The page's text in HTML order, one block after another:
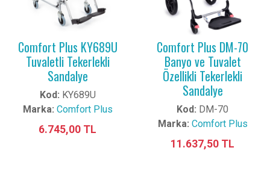
Comfort Plus KY689U
Tuvaletli Tekerlekli
Sandalye
Kod: KY689U
Marka: Comfort Plus
6.745,00 TL
Comfort Plus DM-70
Banyo ve Tuvalet
Özellikli Tekerlekli
Sandalye
Kod: DM-70
Marka: Comfort Plus
11.637,50 TL